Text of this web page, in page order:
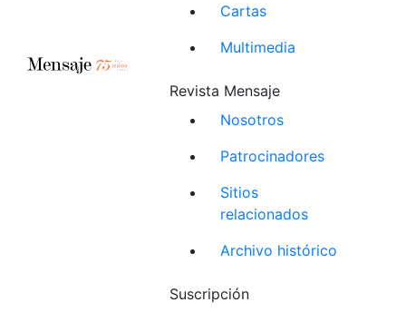
Cartas
Multimedia
Revista Mensaje
Nosotros
Patrocinadores
Sitios
relacionados
Archivo histórico
Suscripción